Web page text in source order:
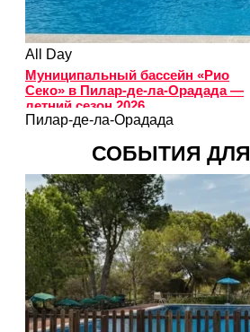
All Day
Муниципальный бассейн «Рио
Секо» в Пилар-де-ла-Орадада —
летний сезон 2026
Пилар-де-ла-Орадада
СОБЫТИЯ ДЛЯ